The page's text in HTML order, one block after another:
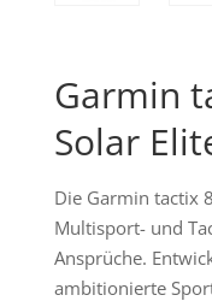
Garmin
Solar
Die Garmin tactix
Multisport- und
Ansprüche.
ambitionierte